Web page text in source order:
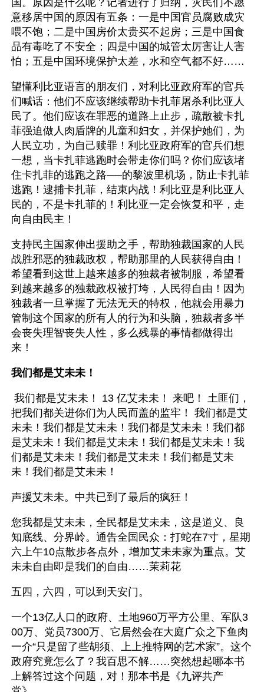
国。原因是什么呢？记者进行了归纳，灾民们不愿
意移居中国的原因有五条：一是中国官员腐败成灾
喂不饱；二是中国房价太贵买不起房；三是中国食
品有毒吃了不安全；四是中国的城管太厉害让人害
怕；五是中国环境保护太差，水和空气都不好……
望懂利比亚语言的朋友们，对利比亚政府军的官兵
们喊话：他们不应该继续帮助卡扎菲屠杀利比亚人
民了。他们应该在罪恶的道路上止步，疏散被卡扎
菲强迫做人肉盾牌的儿童和妇女，并保护她们，为
人民立功，为自己赎罪！利比亚政府军的官兵们想
一想，当卡扎菲逃跑时会带走你们吗？你们应该堵
住卡扎菲的逃跑之路──的黎波里机场，防止卡扎菲
逃跑！逮捕卡扎菲，结束内战！利比亚是利比亚人
民的，不是卡扎菲的！利比亚一定会恢复和平，走
向自由民主！
支持民主国家伸出援助之手，帮助独裁国家的人民
战胜邪恶的独裁政权，帮助那里的人民获得自由！
希望看到这世上越来越多的独裁者被制服，希望看
到越来越多的独裁政权被打垮，人民得自由！因为
独裁者一旦掌握了无法无天的特权，他就会用暴力
管制这个国家的所有人的行为和头脑，独裁者多半
会丧失理智丧失人性，多么残暴的事情都做得出
来！
我们都是艾未未！
把我们都关进你们为人民而盖的监牢！ 我们都是艾
未未！我们都是艾未未！我们都是艾未未！我们都
是艾未未！我们都是艾未未！我们都是艾未未！我
们都是艾未未！我们都是艾未未！我们都是艾未
未！我们都是艾未未！
声援艾未未。中共已到了最后的疯狂！
您我都是艾未未，全民都是艾未未，这是道义、良
知底线、分界岭。通告全国民众：打蛇在7寸，星期
六上午10点散步各点外，增加艾未未家为重点。艾
未未自由即是我们的自由……茉莉花
五四，六四，可以到天安门。
一个13亿人口的政府、土地960万平方公里、军队3
00万、党员7300万、它居然会在大庭广众之下鱼肉
一介“只是留了些胡须、上上推特网的艺术家”。这个
政府究竟怎么了？我百思不解……突然想起哪本书
上解答过这个问题，对！那本书是《九评共产